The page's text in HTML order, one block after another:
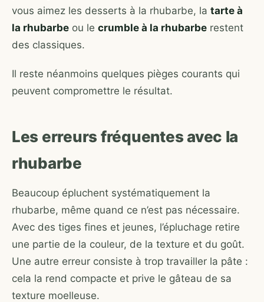
vous aimez les desserts à la rhubarbe, la tarte à
la rhubarbe ou le crumble à la rhubarbe restent
des classiques.
Il reste néanmoins quelques pièges courants qui
peuvent compromettre le résultat.
Les erreurs fréquentes avec la
rhubarbe
Beaucoup épluchent systématiquement la
rhubarbe, même quand ce n’est pas nécessaire.
Avec des tiges fines et jeunes, l’épluchage retire
une partie de la couleur, de la texture et du goût.
Une autre erreur consiste à trop travailler la pâte :
cela la rend compacte et prive le gâteau de sa
texture moelleuse.